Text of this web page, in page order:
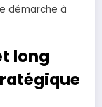
démarche à
long